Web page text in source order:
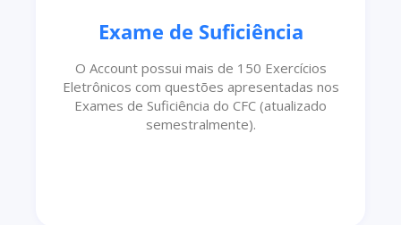
Exame de Suficiência
O Account possui mais de 150 Exercícios
Eletrônicos com questões apresentadas nos
Exames de Suficiência do CFC (atualizado
semestralmente).